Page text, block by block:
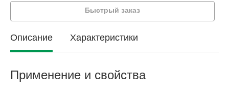
Быстрый заказ
Описание Характеристики
Применение и свойства